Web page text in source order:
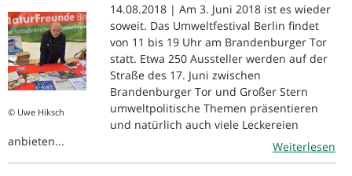
© Uwe Hiksch
14.08.2018 | Am 3. Juni 2018 ist es wieder
soweit. Das Umweltfestival Berlin findet
von 11 bis 19 Uhr am Brandenburger Tor
statt. Etwa 250 Aussteller werden auf der
Straße des 17. Juni zwischen
Brandenburger Tor und Großer Stern
umweltpolitische Themen präsentieren
und natürlich auch viele Leckereien
anbieten...
Weiterlesen